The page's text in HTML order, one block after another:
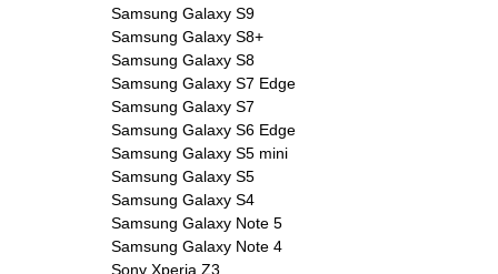
Samsung Galaxy S9
Samsung Galaxy S8+
Samsung Galaxy S8
Samsung Galaxy S7 Edge
Samsung Galaxy S7
Samsung Galaxy S6 Edge
Samsung Galaxy S5 mini
Samsung Galaxy S5
Samsung Galaxy S4
Samsung Galaxy Note 5
Samsung Galaxy Note 4
Sony Xperia Z3